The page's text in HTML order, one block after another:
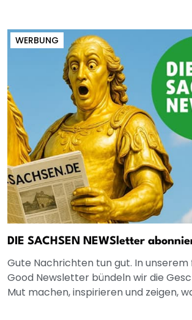
WERBUNG
DIE SACHSEN NEWSletter
Gute Nachrichten tun gut. In
Good Newsletter bündeln wir die
Mut machen, inspirieren und zeigen,